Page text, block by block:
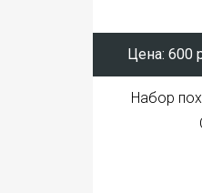
Цена: 600
Набор